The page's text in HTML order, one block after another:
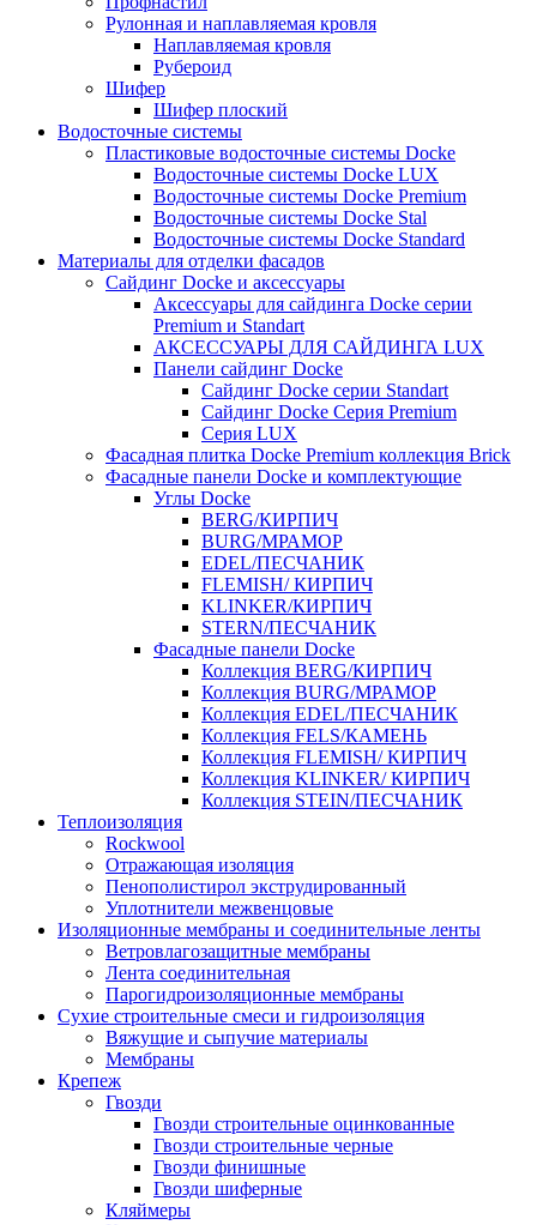
Рулонная и наплавляемая кровля
Наплавляемая кровля
Рубероид
Шифер
Шифер плоский
Водосточные системы
Пластиковые водосточные системы Docke
Водосточные системы Docke LUX
Водосточные системы Docke Premium
Водосточные системы Docke Stal
Водосточные системы Docke Standard
Материалы для отделки фасадов
Сайдинг Docke и аксессуары
Аксессуары для сайдинга Docke серии
Premium и Standart
АКСЕССУАРЫ ДЛЯ САЙДИНГА LUX
Панели сайдинг Docke
Cайдинг Docke серии Standart
Сайдинг Docke Серия Premium
Серия LUX
Фасадная плитка Docke Premium коллекция Brick
Фасадные панели Docke и комплектующие
Углы Docke
BERG/КИРПИЧ
BURG/МРАМОР
EDEL/ПЕСЧАНИК
FLEMISH/ КИРПИЧ
KLINKER/КИРПИЧ
STERN/ПЕСЧАНИК
Фасадные панели Docke
Коллекция BERG/КИРПИЧ
Коллекция BURG/МРАМОР
Коллекция EDEL/ПЕСЧАНИК
Коллекция FELS/КАМЕНЬ
Коллекция FLEMISH/ КИРПИЧ
Коллекция KLINKER/ КИРПИЧ
Коллекция STEIN/ПЕСЧАНИК
Теплоизоляция
Rockwool
Отражающая изоляция
Пенополистирол экструдированный
Уплотнители межвенцовые
Изоляционные мембраны и соединительные ленты
Ветровлагозащитные мембраны
Лента соединительная
Парогидроизоляционные мембраны
Сухие строительные смеси и гидроизоляция
Вяжущие и сыпучие материалы
Мембраны
Крепеж
Гвозди
Гвозди строительные оцинкованные
Гвозди строительные черные
Гвозди финишные
Гвозди шиферные
Кляймеры